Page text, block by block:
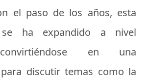
el paso de los años, esta
se ha expandido a nivel
en una
discutir temas como la